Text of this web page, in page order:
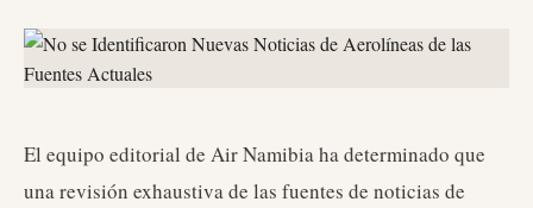
El equipo editorial de Air Namibia ha determinado que
una revisión exhaustiva de las fuentes de noticias de